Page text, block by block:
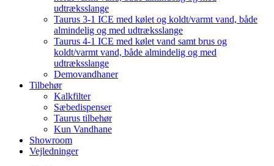
udtræksslange
Taurus 3-1 ICE med kølet og koldt/varmt vand, både
almindelig og med udtræksslange
Taurus 4-1 ICE med kølet vand samt brus og
koldt/varmt vand, både almindelig og med
udtræksslange
Demovandhaner
Tilbehør
Kalkfilter
Sæbedispenser
Taurus tilbehør
Kun Vandhane
Showroom
Vejledninger